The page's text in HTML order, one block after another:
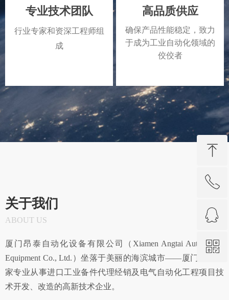
专业技术团队
行业专家和资深工程师组
成
高品质供应
确保产品性能稳定，致力
于成为工业自动化领域的
佼佼者
厦门昂泰自动化设备有限公司（Xiamen Angtai Automation
Equipment Co., Ltd.）坐落于美丽的海滨城市——厦门，是一
家专业从事进口工业备件代理经销及电气自动化工程项目技
术开发、改造的高新技术企业。
关于我们
ABOUT US
ꁸ
回到顶部
ꂅ
ꁗ
QQ客服
ꀥ
微信二维码